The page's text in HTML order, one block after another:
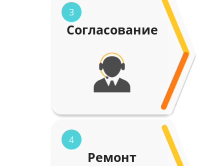
3
Согласование
4
Ремонт